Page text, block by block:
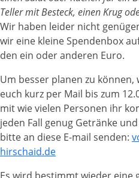
Teller mit Besteck, einen Krug
Wir haben leider nicht
wir eine kleine Spendenbox
den ein oder anderen Euro.
Um besser planen zu
euch kurz per Mail bis zum
mit wie vielen Personen ihr
jeden Fall genug Getränke
bitte an diese E-mail senden:
hirschaid.de